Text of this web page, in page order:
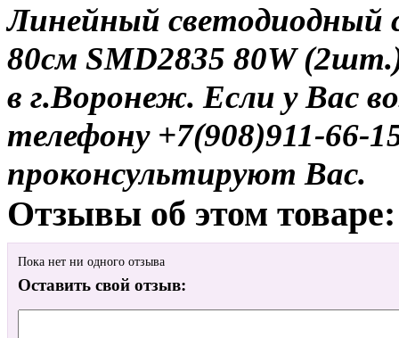
Линейный светодиодный
80см SMD2835 80W
в г.Воронеж. Если у Вас
телефону +7(908)911-
проконсультируют Вас.
Отзывы об этом товаре:
Пока нет ни одного отзыва
Оставить свой отзыв: